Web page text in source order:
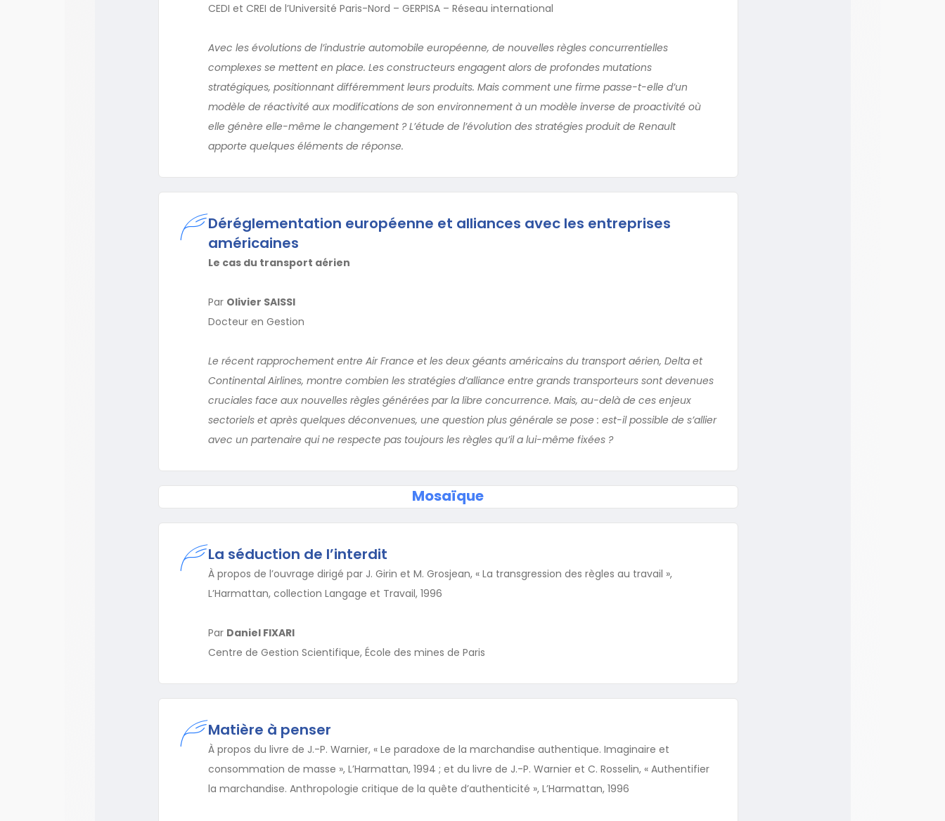
CEDI et CREI de l’Université Paris-Nord – GERPISA – Réseau international
Avec les évolutions de l’industrie automobile européenne, de nouvelles règles concurrentielles
complexes se mettent en place. Les constructeurs engagent alors de profondes mutations
stratégiques, positionnant différemment leurs produits. Mais comment une firme passe-t-elle d’un
modèle de réactivité aux modifications de son environnement à un modèle inverse de proactivité où
elle génère elle-même le changement ? L’étude de l’évolution des stratégies produit de Renault
apporte quelques éléments de réponse.
Déréglementation européenne et alliances avec les entreprises
américaines
Le cas du transport aérien
Par Olivier SAISSI
Docteur en Gestion
Le récent rapprochement entre Air France et les deux géants américains du transport aérien, Delta et
Continental Airlines, montre combien les stratégies d’alliance entre grands transporteurs sont devenues
cruciales face aux nouvelles règles générées par la libre concurrence. Mais, au-delà de ces enjeux
sectoriels et après quelques déconvenues, une question plus générale se pose : est-il possible de s’allier
avec un partenaire qui ne respecte pas toujours les règles qu’il a lui-même fixées ?
Mosaïque
La séduction de l’interdit
À propos de l’ouvrage dirigé par J. Girin et M. Grosjean, « La transgression des règles au travail »,
L’Harmattan, collection Langage et Travail, 1996
Par Daniel FIXARI
Centre de Gestion Scientifique, École des mines de Paris
Matière à penser
À propos du livre de J.-P. Warnier, « Le paradoxe de la marchandise authentique. Imaginaire et
consommation de masse », L’Harmattan, 1994 ; et du livre de J.-P. Warnier et C. Rosselin, « Authentifier
la marchandise. Anthropologie critique de la quête d’authenticité », L’Harmattan, 1996